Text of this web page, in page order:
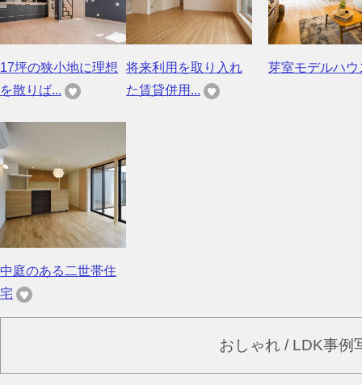
17坪の狭小地に理想
を散りば...
将来利用を取り入れ
た賃貸併用...
芽室モデルハウ
中庭のある二世帯住
宅
おしゃれ / LDK事例